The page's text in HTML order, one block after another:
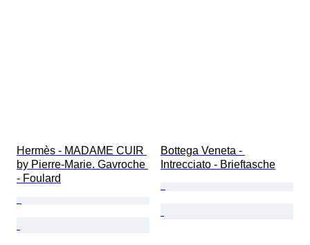
Hermès - MADAME CUIR
by Pierre-Marie. Gavroche
- Foulard
Bottega Veneta -
Intrecciato - Brieftasche